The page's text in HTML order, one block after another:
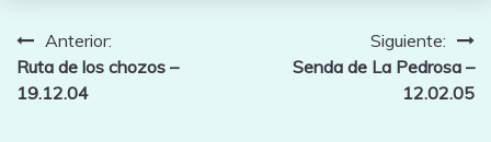
Navegación
de
Anterior:
Ruta de los chozos –
19.12.04
Siguiente:
Senda de La Pedrosa –
12.02.05